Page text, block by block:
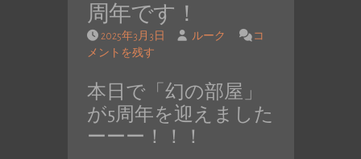
周年です！
2025年3月3日 ルーク
コ
メントを残す
本日で「幻の部屋」
が5周年を迎えました
ーーー！！！